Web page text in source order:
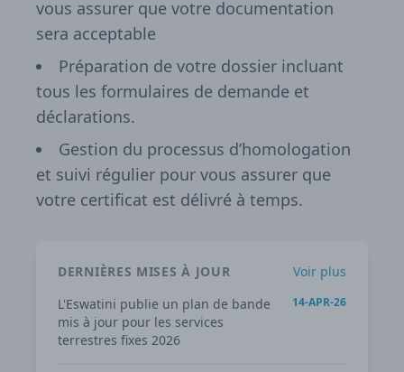
vous assurer que votre documentation
sera acceptable
Préparation de votre dossier incluant
tous les formulaires de demande et
déclarations.
Gestion du processus d’homologation
et suivi régulier pour vous assurer que
votre certificat est délivré à temps.
DERNIÈRES MISES À JOUR
Voir plus
L'Eswatini publie un plan de bande
mis à jour pour les services
terrestres fixes 2026
14-APR-26